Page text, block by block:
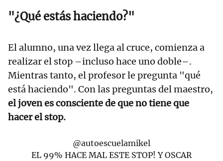
"¿Qué estás haciendo?"
El alumno, una vez llega al cruce, comienza a
realizar el stop –incluso hace uno doble–.
Mientras tanto, el profesor le pregunta "qué
está haciendo". Con las preguntas del maestro,
el joven es consciente de que no tiene que
hacer el stop.
@autoescuelamikel
EL 99% HACE MAL ESTE STOP! Y OSCAR